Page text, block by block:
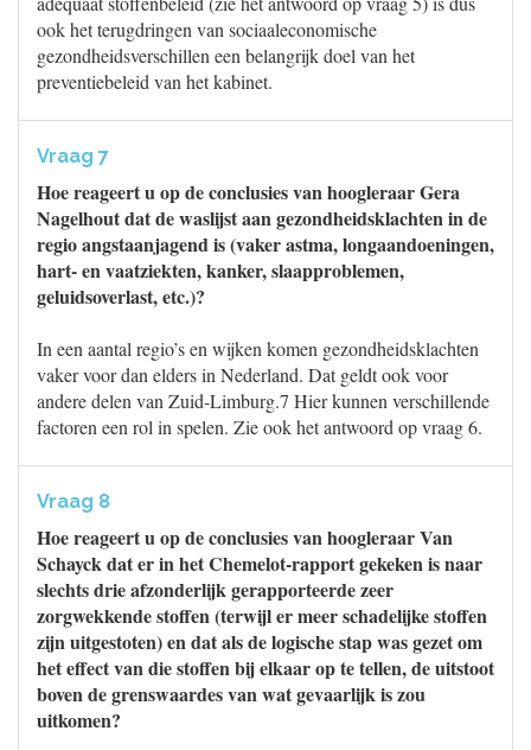
ook het terugdringen van sociaaleconomische
gezondheidsverschillen een belangrijk doel van het
preventiebeleid van het kabinet.
Vraag 7
Hoe reageert u op de conclusies van hoogleraar Gera
Nagelhout dat de waslijst aan gezondheidsklachten in de
regio angstaanjagend is (vaker astma, longaandoeningen,
hart- en vaatziekten, kanker, slaapproblemen,
geluidsoverlast, etc.)?
In een aantal regio’s en wijken komen gezondheidsklachten
vaker voor dan elders in Nederland. Dat geldt ook voor
andere delen van Zuid-Limburg.7 Hier kunnen verschillende
factoren een rol in spelen. Zie ook het antwoord op vraag 6.
Vraag 8
Hoe reageert u op de conclusies van hoogleraar Van
Schayck dat er in het Chemelot-rapport gekeken is naar
slechts drie afzonderlijk gerapporteerde zeer
zorgwekkende stoffen (terwijl er meer schadelijke stoffen
zijn uitgestoten) en dat als de logische stap was gezet om
het effect van die stoffen bij elkaar op te tellen, de uitstoot
boven de grenswaardes van wat gevaarlijk is zou
uitkomen?